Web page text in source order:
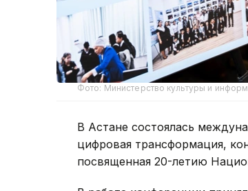
Фото: Министерство культуры и
В Астане состоялась
цифровая трансформация,
посвященная 20-летию